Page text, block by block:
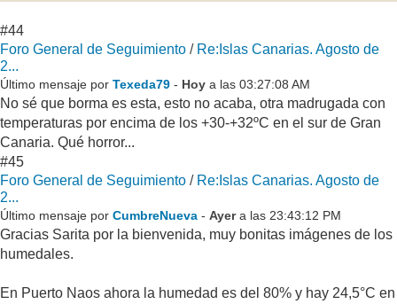
#44
Foro General de Seguimiento / Re:Islas Canarias. Agosto de
2...
Último mensaje por Texeda79 - Hoy a las 03:27:08 AM
No sé que borma es esta, esto no acaba, otra madrugada con
temperaturas por encima de los +30-+32ºC en el sur de Gran
Canaria. Qué horror...
#45
Foro General de Seguimiento / Re:Islas Canarias. Agosto de
2...
Último mensaje por CumbreNueva - Ayera las 23:43:12 PM
Gracias Sarita por la bienvenida, muy bonitas imágenes de los
humedales.
En Puerto Naos ahora la humedad es del 80% y hay 24,5°C en